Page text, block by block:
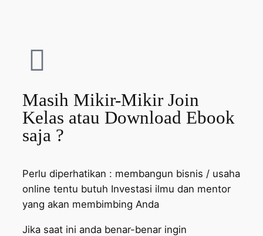
Masih Mikir-Mikir Join
Kelas atau Download Ebook
saja ?
Perlu diperhatikan : membangun bisnis / usaha
online tentu butuh Investasi ilmu dan mentor
yang akan membimbing Anda
Jika saat ini anda benar-benar ingin